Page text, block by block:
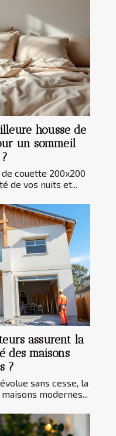
housse de
un sommeil
couette 200x200
de vos nuits et...
assurent la
des maisons
?
sans cesse, la
modernes...